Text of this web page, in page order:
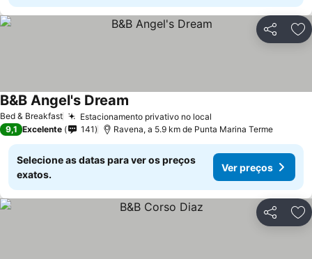
Partilhar
Bed & Breakfast Estacionamento privativo no local
B&B Angel's Dream
9,1 Excelente 141 Ravena, a 5.9 km de Punta Marina Terme
Selecione as datas para ver os preços
exatos.
Ver preços
Partilhar